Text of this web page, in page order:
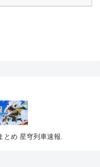
め 星穹列車速報.